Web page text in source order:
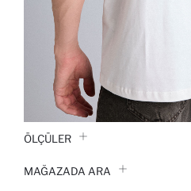
ÖLÇÜLER
MAĞAZADA ARA